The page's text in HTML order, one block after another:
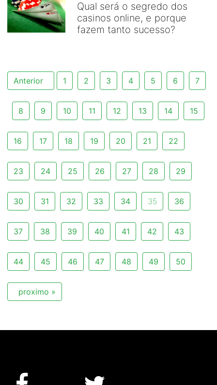
Qual será o segredo dos
casinos online, e porque
fazem tanto sucesso?
Anterior 1 2 3 4 5 6 7
8 9 10 11 12 13 14 15
16 17 18 19 20 21 22
23 24 25 26 27 28 29
30 31 32 33 34 35 36
37 38 39 40 41 42 43
44 45 46 47 48 49 50
proximo »